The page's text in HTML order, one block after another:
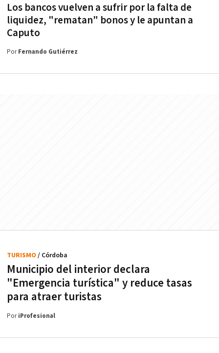
Los bancos vuelven a sufrir por la falta de
liquidez, "rematan" bonos y le apuntan a
Caputo
PorFernando Gutiérrez
Municipio del interior declara
"Emergencia turística" y reduce tasas
para atraer turistas
TURISMO / Córdoba
PoriProfesional